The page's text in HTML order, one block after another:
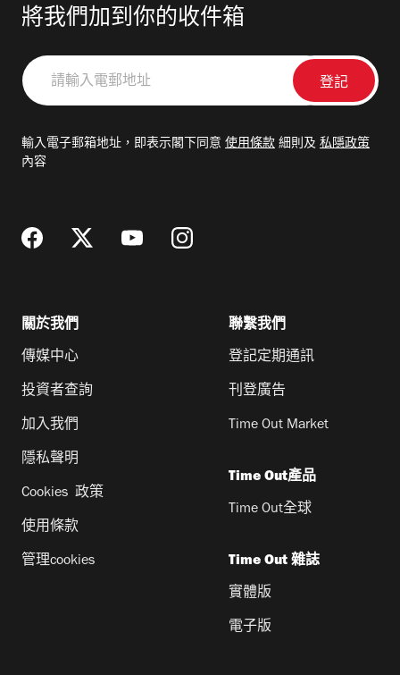
將我們加到你的收件箱
請
輸
郵
輸入電子郵箱地址，即表示閣下同意 使用條款 細則及 私隱政策
內容
關於我們
傳媒中心
投資者查詢
加入我們
隱私聲明
Cookies 政策
使用條款
管理cookies
聯繫我們
登記定期通訊
刊登廣告
Time Out Market
Time Out產品
Time Out全球
Time Out 雜誌
實體版
電子版